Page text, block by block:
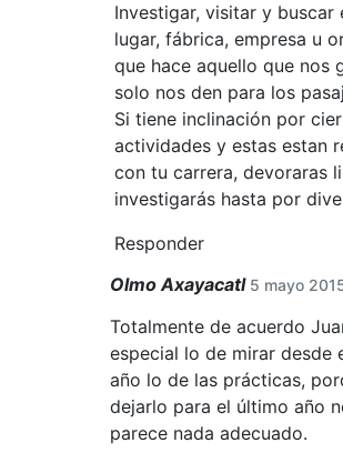
Investigar, visitar y buscar
lugar, fábrica, empresa u
que hace aquello que nos
solo nos den para los
Si tiene inclinación por
actividades y estas estan
con tu carrera, devoraras
investigarás hasta por
Responder
Olmo Axayacatl 5 mayo
Totalmente de acuerdo
especial lo de mirar desde
año lo de las prácticas,
dejarlo para el último año
parece nada adecuado.